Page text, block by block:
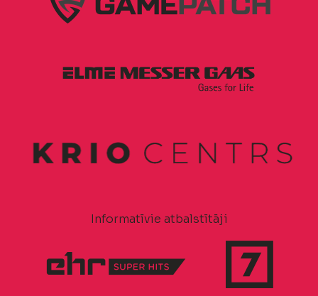
Informatīvie atbalstītāji